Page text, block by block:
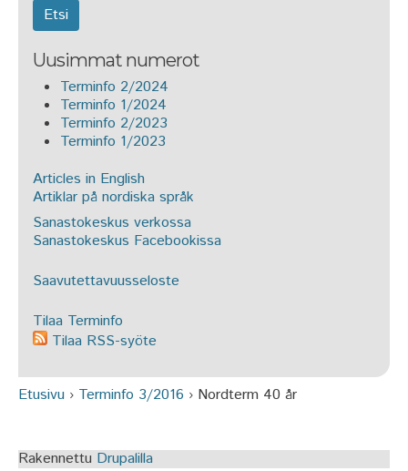
Uusimmat numerot
Terminfo 2/2024
Terminfo 1/2024
Terminfo 2/2023
Terminfo 1/2023
Articles in English
Artiklar på nordiska språk
Sanastokeskus verkossa
Sanastokeskus Facebookissa
Saavutettavuusseloste
Tilaa Terminfo
Tilaa RSS-syöte
Etusivu › Terminfo 3/2016 › Nordterm 40 år
Rakennettu Drupalilla